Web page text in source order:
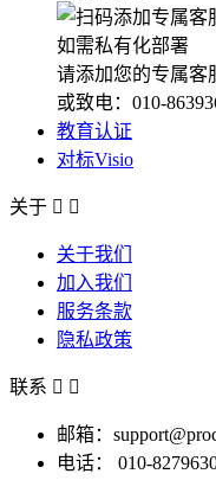
如需私有化部署
请添加您的专属客
或致电：010-
教育认证
对标Visio
关于  
关于我们
加入我们
服务条款
隐私政策
联系  
邮箱：
电话：
010-